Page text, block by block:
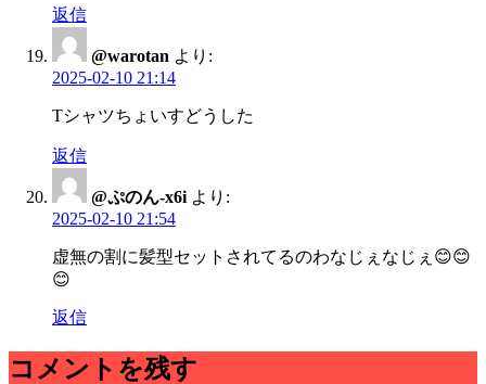
返信
@warotan より:
2025-02-10 21:14
Tシャツちょいすどうした
返信
@ぷのん-x6i より:
2025-02-10 21:54
虚無の割に髪型セットされてるのわなじぇなじぇ😊😊
😊
返信
コメントを残す